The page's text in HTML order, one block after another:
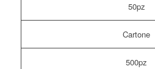
50pz
Cartone
500pz